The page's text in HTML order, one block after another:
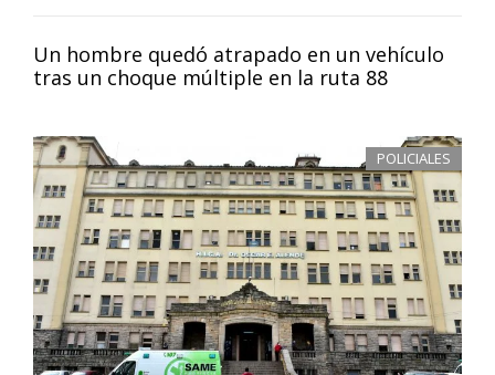
Un hombre quedó atrapado en un vehículo
tras un choque múltiple en la ruta 88
POLICIALES